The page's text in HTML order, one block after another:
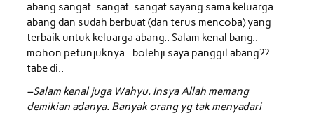
abang sangat..sangat..sangat sayang sama keluarga
abang dan sudah berbuat (dan terus mencoba) yang
terbaik untuk keluarga abang.. Salam kenal bang..
mohon petunjuknya.. bolehji saya panggil abang??
tabe di..
–Salam kenal juga Wahyu. Insya Allah memang
demikian adanya. Banyak orang yg tak menyadari